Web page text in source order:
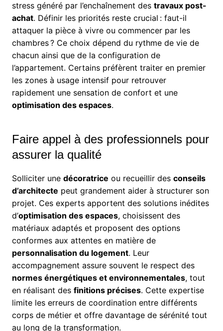
stress généré par l’enchaînement des travaux post-
achat. Définir les priorités reste crucial : faut-il
attaquer la pièce à vivre ou commencer par les
chambres ? Ce choix dépend du rythme de vie de
chacun ainsi que de la configuration de
l’appartement. Certains préfèrent traiter en premier
les zones à usage intensif pour retrouver
rapidement une sensation de confort et une
optimisation des espaces.
Faire appel à des professionnels pour
assurer la qualité
Solliciter une décoratrice ou recueillir des conseils
d’architecte peut grandement aider à structurer son
projet. Ces experts apportent des solutions inédites
d’optimisation des espaces, choisissent des
matériaux adaptés et proposent des options
conformes aux attentes en matière de
personnalisation du logement. Leur
accompagnement assure souvent le respect des
normes énergétiques et environnementales, tout
en réalisant des finitions précises. Cette expertise
limite les erreurs de coordination entre différents
corps de métier et offre davantage de sérénité tout
au long de la transformation.